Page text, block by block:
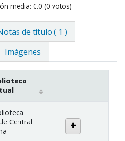
media: 0.0 (0 votos)
de título ( 1 )
Imágenes
Central